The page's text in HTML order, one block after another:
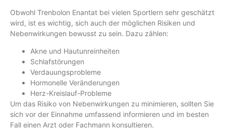
Obwohl Trenbolon Enantat bei vielen Sportlern sehr geschätzt
wird, ist es wichtig, sich auch der möglichen Risiken und
Nebenwirkungen bewusst zu sein. Dazu zählen:
Akne und Hautunreinheiten
Schlafstörungen
Verdauungsprobleme
Hormonelle Veränderungen
Herz-Kreislauf-Probleme
Um das Risiko von Nebenwirkungen zu minimieren, sollten Sie
sich vor der Einnahme umfassend informieren und im besten
Fall einen Arzt oder Fachmann konsultieren.